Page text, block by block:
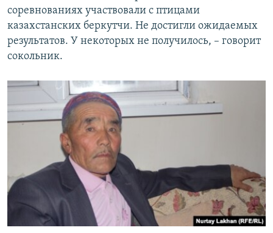
соревнованиях участвовали с птицами
казахстанских беркутчи. Не достигли ожидаемых
результатов. У некоторых не получилось, – говорит
сокольник.